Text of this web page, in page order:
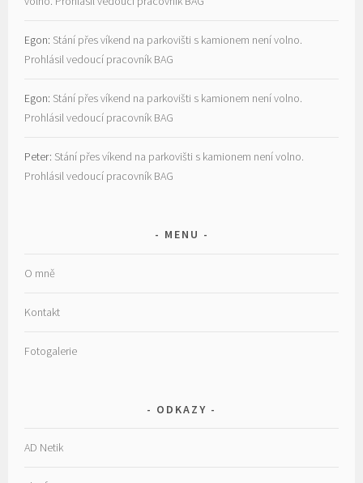
Egon: Stání přes víkend na parkovišti s kamionem není volno.
Prohlásil vedoucí pracovník BAG
Egon: Stání přes víkend na parkovišti s kamionem není volno.
Prohlásil vedoucí pracovník BAG
Peter: Stání přes víkend na parkovišti s kamionem není volno.
Prohlásil vedoucí pracovník BAG
MENU
O mně
Kontakt
Fotogalerie
ODKAZY
AD Netik